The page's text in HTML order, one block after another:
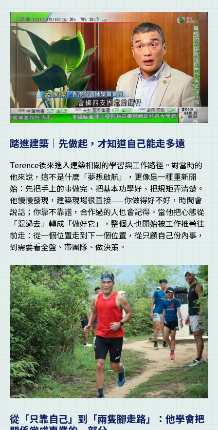
踏進建築｜先做起，才知道自己能走多遠
Terence後來進入建築相關的學習與工作路徑。對當時的
他來說，這不是什麼「夢想啟航」，更像是一種重新開
始：先把手上的事做完、把基本功學好、把規矩弄清楚。
他慢慢發現，建築現場很直接——你做得好不好，時間會
說話；你靠不靠譜，合作過的人也會記得。當他把心態從
「混過去」轉成「做好它」，整個人也開始被工作推著往
前走：從一個位置走到下一個位置，從只顧自己份內事，
到需要看全盤、帶團隊、做決策。
從「只靠自己」到「兩隻腳走路」：他學會把